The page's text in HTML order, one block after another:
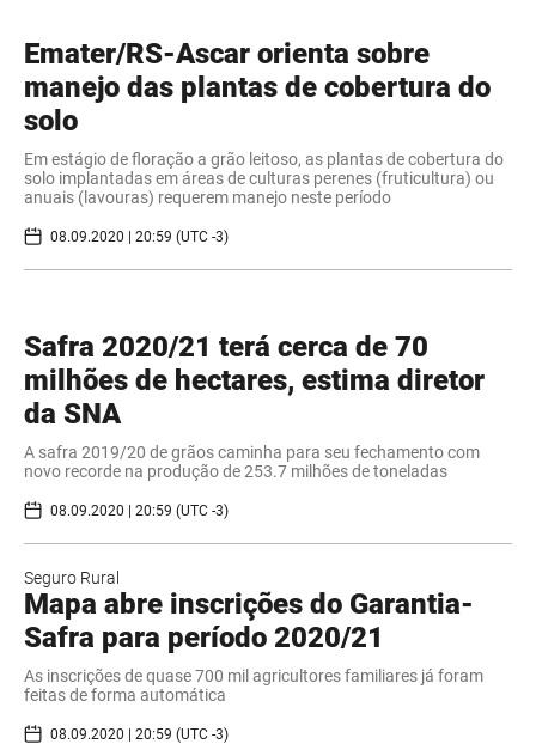
Emater/RS-Ascar orienta sobre
manejo das plantas de cobertura do
solo
​Em estágio de floração a grão leitoso, as plantas de cobertura do
solo implantadas em áreas de culturas perenes (fruticultura) ou
anuais (lavouras) requerem manejo neste período
08.09.2020 | 20:59 (UTC -3)
Safra 2020/21 terá cerca de 70
milhões de hectares, estima diretor
da SNA
​A safra 2019/20 de grãos caminha para seu fechamento com
novo recorde na produção de 253.7 milhões de toneladas
08.09.2020 | 20:59 (UTC -3)
Seguro Rural
Mapa abre inscrições do Garantia-
Safra para período 2020/21
As inscrições de quase 700 mil agricultores familiares já foram
feitas de forma automática
08.09.2020 | 20:59 (UTC -3)